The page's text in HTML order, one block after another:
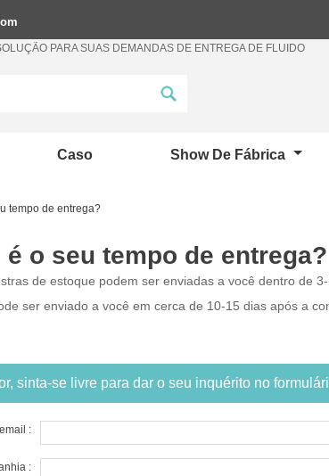
PARA SUAS DEMANDAS DE ENTREGA DE FLUIDO
Caso Show De Fábrica
tempo de entrega?
é o seu tempo de entrega?
de estoque podem ser enviadas a você dentro de
ser enviado a você em cerca de 10-15 dias após a
sinta-se livre para dar o seu inquérito no
:
: